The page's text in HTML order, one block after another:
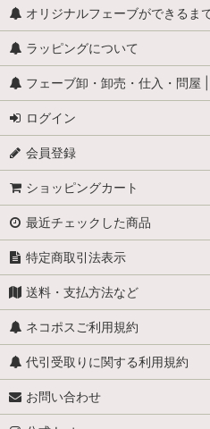
オリジナルフェーブができるま
ラッピングについて
フェーブ卸・卸売・仕入・問屋
ログイン
会員登録
ショッピングカート
最近チェックした商品
特定商取引法表示
送料・支払方法など
ネコポスご利用規約
代引受取りに関する利用規約
お問い合わせ